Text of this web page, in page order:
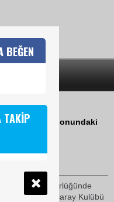
Binası Salonundaki
18:58
organizatörlüğünde
eskiGalata
saray Kulübü
BEĞEN
TAKİP